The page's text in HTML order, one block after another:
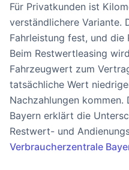
Für Privatkunden ist
verständlichere Variante.
Fahrleistung fest, und
Beim Restwertleasing
Fahrzeugwert zum
tatsächliche Wert
Nachzahlungen
Bayern erklärt die
Restwert- und
Verbraucherzentrale